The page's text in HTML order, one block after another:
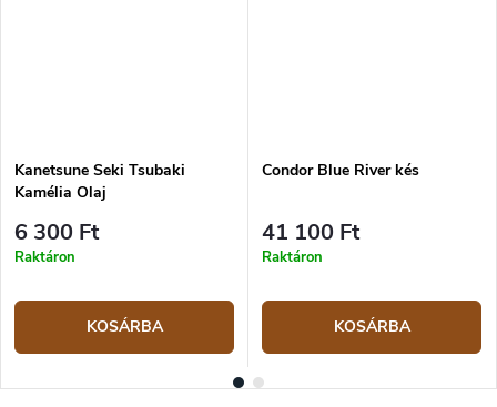
Kanetsune Seki Tsubaki
Kamélia Olaj
6 300 Ft
Raktáron
KOSÁRBA
Condor Blue River kés
41 100 Ft
Raktáron
KOSÁRBA